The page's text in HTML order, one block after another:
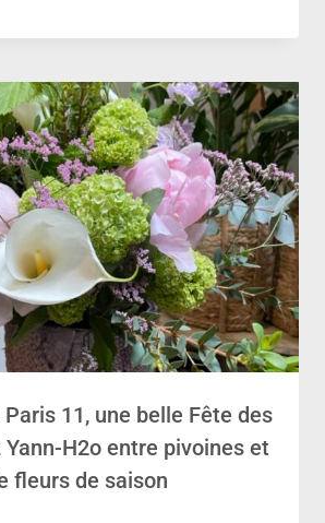
11, une belle Fête des
Yann-H2o entre pivoines et
fleurs de saison